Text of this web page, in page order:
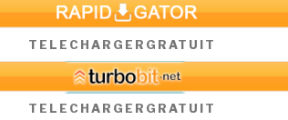
TELECHARGER GRATUIT
TELECHARGER GRATUIT